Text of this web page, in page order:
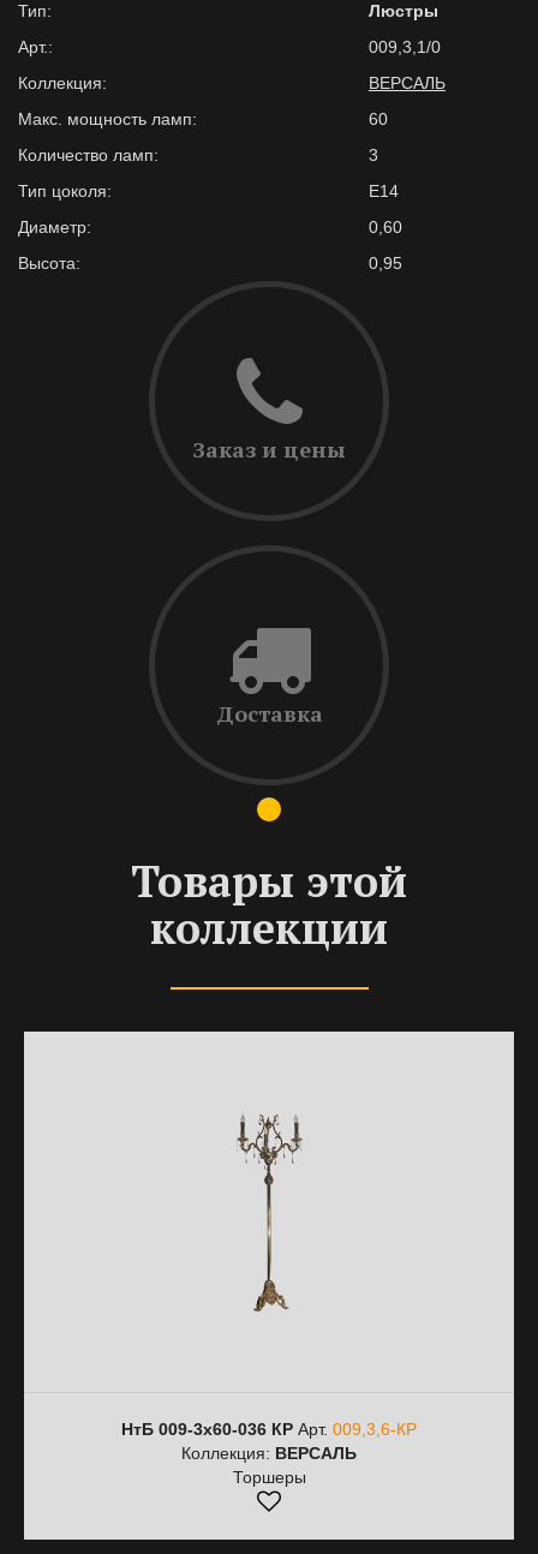
Тип:
Люстры
Арт.:
009,3,1/0
Коллекция:
ВЕРСАЛЬ
Макс. мощность ламп:
60
Количество ламп:
3
Тип цоколя:
E14
Диаметр:
0,60
Высота:
0,95
Заказ и цены
Доставка
Товары этой
коллекции
НтБ 009-3х60-036 КР Арт. 009,3,6-КР
Коллекция: ВЕРСАЛЬ
Торшеры